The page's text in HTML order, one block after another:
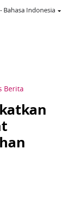
- Bahasa Indonesia
Berita